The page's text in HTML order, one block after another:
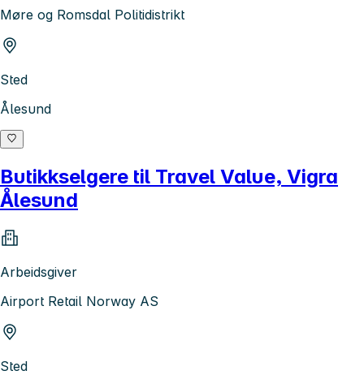
Møre og Romsdal Politidistrikt
Sted
Ålesund
Butikkselgere til Travel Value, Vigra
Ålesund
Arbeidsgiver
Airport Retail Norway AS
Sted